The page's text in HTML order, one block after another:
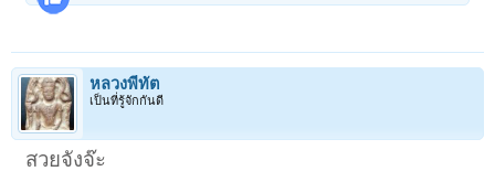
หลวงพี่ทัต
เป็นที่รู้จักกันดี
สวยจังจ๊ะ